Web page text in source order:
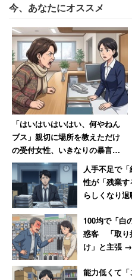
今、あなたにオススメ
「はいはいはいはい、何やねん
ブス」親切に場所を教えただけ
の受付女性、いきなりの暴言に
絶句
人手不足で
性が「残業
らしくなり退
100均で「白
惑客 「取り
け」と主張
能力低くて